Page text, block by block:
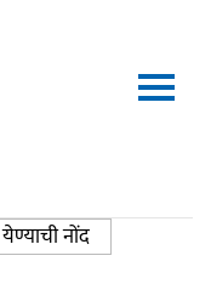
येण्याची नोंद(active tab)